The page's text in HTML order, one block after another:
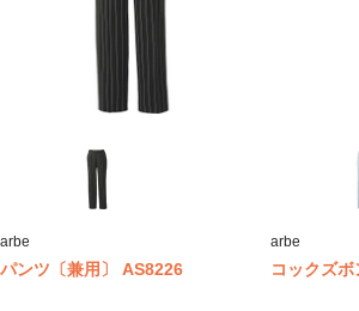
arbe
パンツ〔兼用〕 AS8226
arbe
コックズ